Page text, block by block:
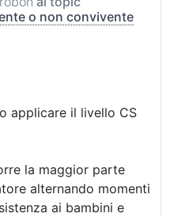
o non convivente
applicare il livello CS
la maggior parte
alternando momenti
ai bambini e